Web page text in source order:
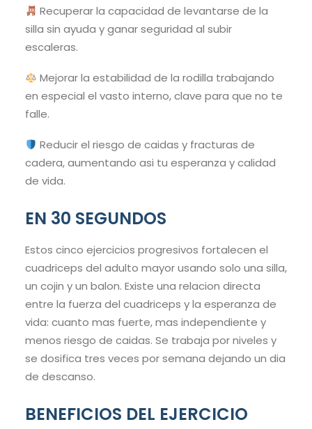
Recuperar la capacidad de levantarse de la
silla sin ayuda y ganar seguridad al subir
escaleras.
Mejorar la estabilidad de la rodilla trabajando
en especial el vasto interno, clave para que no te
falle.
Reducir el riesgo de caidas y fracturas de
cadera, aumentando asi tu esperanza y calidad
de vida.
EN 30 SEGUNDOS
Estos cinco ejercicios progresivos fortalecen el
cuadriceps del adulto mayor usando solo una silla,
un cojin y un balon. Existe una relacion directa
entre la fuerza del cuadriceps y la esperanza de
vida: cuanto mas fuerte, mas independiente y
menos riesgo de caidas. Se trabaja por niveles y
se dosifica tres veces por semana dejando un dia
de descanso.
BENEFICIOS DEL EJERCICIO